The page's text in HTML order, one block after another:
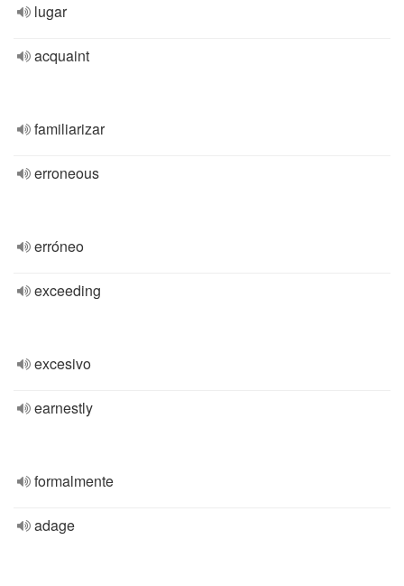
lugar
acquaint
familiarizar
erroneous
erróneo
exceeding
excesivo
earnestly
formalmente
adage